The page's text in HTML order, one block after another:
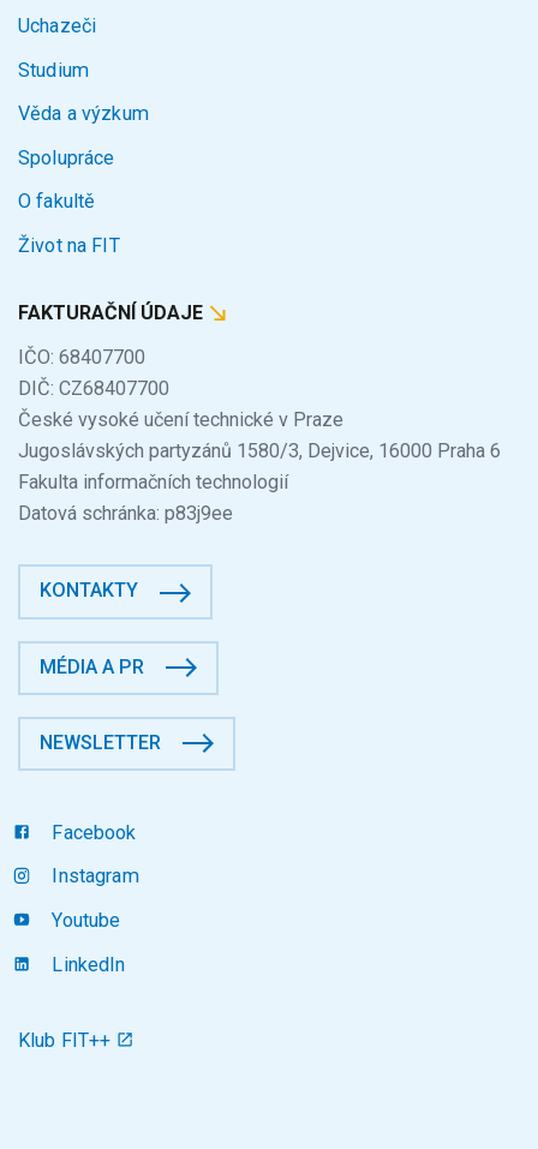
Uchazeči
Studium
Věda a výzkum
Spolupráce
O fakultě
Život na FIT
FAKTURAČNÍ ÚDAJE
IČO: 68407700
DIČ: CZ68407700
České vysoké učení technické v Praze
Jugoslávských partyzánů 1580/3, Dejvice, 16000 Praha 6
Fakulta informačních technologií
Datová schránka: p83j9ee
KONTAKTY
MÉDIA A PR
NEWSLETTER
Facebook
Instagram
Youtube
LinkedIn
Klub FIT++